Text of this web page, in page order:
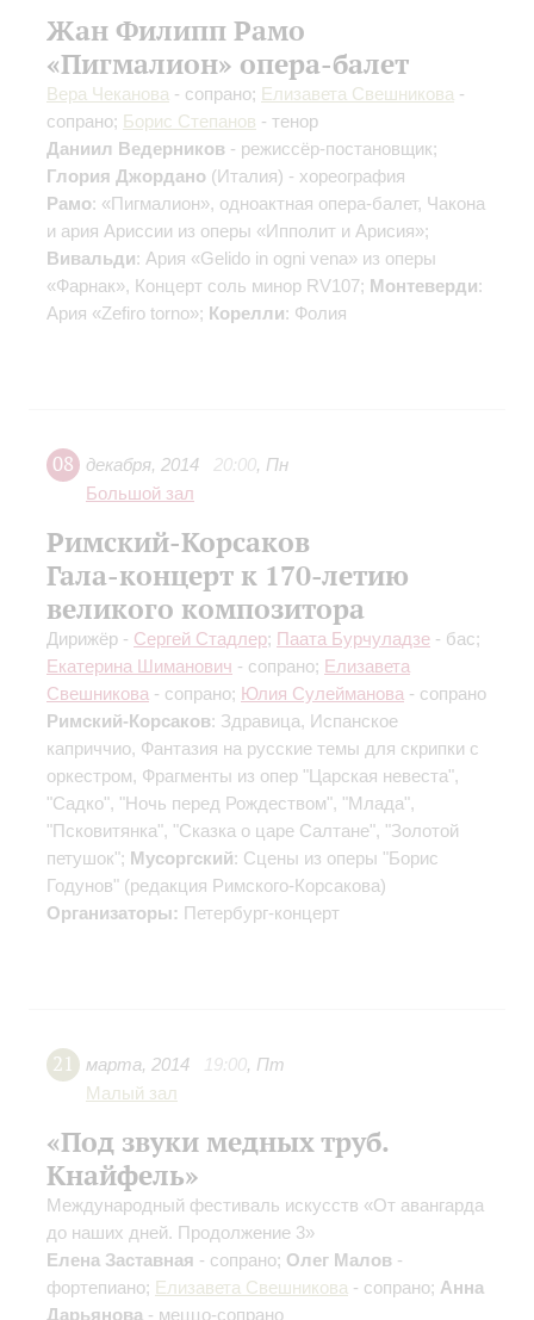
Жан Филипп Рамо
«Пигмалион» опера-балет
Вера Чеканова - сопрано; Елизавета Свешникова -
сопрано; Борис Степанов - тенор
Даниил Ведерников - режиссёр-постановщик;
Глория Джордано (Италия) - хореография
Рамо: «Пигмалион», одноактная опера-балет, Чакона
и ария Ариссии из оперы «Ипполит и Арисия»;
Вивальди: Ария «Gelido in ogni vena» из оперы
«Фарнак», Концерт соль минор RV107; Монтеверди:
Ария «Zefiro torno»; Корелли: Фолия
08 декабря, 2014 20:00, Пн
Большой зал
Римский-Корсаков
Гала-концерт к 170-летию
великого композитора
Дирижёр - Сергей Стадлер; Паата Бурчуладзе - бас;
Екатерина Шиманович - сопрано; Елизавета
Свешникова - сопрано; Юлия Сулейманова - сопрано
Римский-Корсаков: Здравица, Испанское
каприччио, Фантазия на русские темы для скрипки с
оркестром, Фрагменты из опер "Царская невеста",
"Садко", "Ночь перед Рождеством", "Млада",
"Псковитянка", "Сказка о царе Салтане", "Золотой
петушок"; Мусоргский: Сцены из оперы "Борис
Годунов" (редакция Римского-Корсакова)
Организаторы: Петербург-концерт
21 марта, 2014 19:00, Пт
Малый зал
«Под звуки медных труб.
Кнайфель»
Международный фестиваль искусств «От авангарда
до наших дней. Продолжение 3»
Елена Заставная - сопрано; Олег Малов -
фортепиано; Елизавета Свешникова - сопрано; Анна
Дарьянова - меццо-сопрано